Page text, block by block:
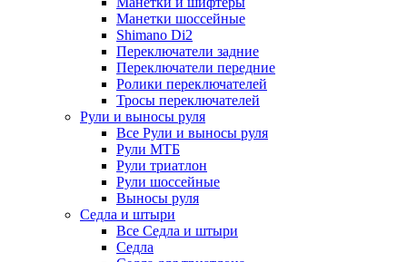
Манетки шоссейные
Shimano Di2
Переключатели задние
Переключатели передние
Ролики переключателей
Тросы переключателей
Рули и выносы руля
Все Рули и выносы руля
Рули МТБ
Рули триатлон
Рули шоссейные
Выносы руля
Седла и штыри
Все Седла и штыри
Седла